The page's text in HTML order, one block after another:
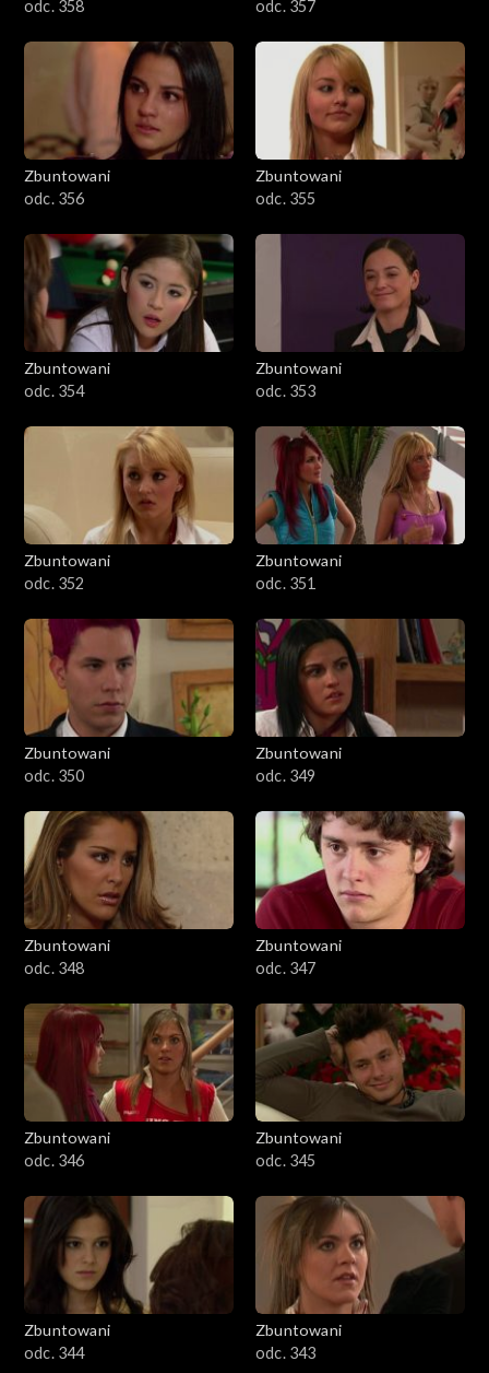
odc. 358 odc. 357
Zbuntowani
odc. 356
Zbuntowani
odc. 355
Zbuntowani
odc. 354
Zbuntowani
odc. 353
Zbuntowani
odc. 352
Zbuntowani
odc. 351
Zbuntowani
odc. 350
Zbuntowani
odc. 349
Zbuntowani
odc. 348
Zbuntowani
odc. 347
Zbuntowani
odc. 346
Zbuntowani
odc. 345
Zbuntowani
odc. 344
Zbuntowani
odc. 343